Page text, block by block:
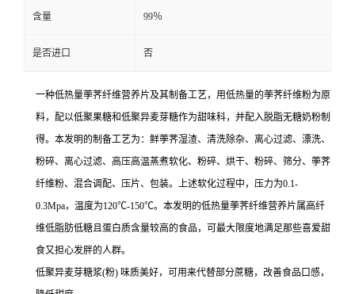
含量 99％
是否进口 否
一种低热量荸荠纤维营养片及其制备工艺，用低热量的荸荠纤维粉为原
料，配以低聚果糖和低聚异麦芽糖作为甜味科，并配入脱脂无糖奶粉制
得。本发明的制备工艺为：鲜荸荠湿渣、清洗除杂、离心过滤、漂洗、
粉碎、离心过滤、高压高温蒸煮软化、粉碎、烘干、粉碎、筛分、荸荠
纤维粉、混合调配、压片、包装。上述软化过程中，压力为0.1-
0.3Mpa，温度为120℃-150℃。本发明的低热量荸荠纤维营养片属高纤
维低脂肪低糖且蛋白质含量较高的食品，可最大限度地满足那些喜爱甜
食又担心发胖的人群。
低聚异麦芽糖浆(粉) 味质美好，可用来代替部分蔗糖，改善食品口感，